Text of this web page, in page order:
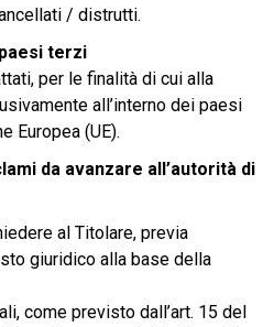
/ distrutti.
terzi
per le finalità di cui alla
all’interno dei paesi
Europea (UE).
da avanzare all’autorità di
al Titolare, previa
giuridico alla base della
come previsto dall’art. 15 del